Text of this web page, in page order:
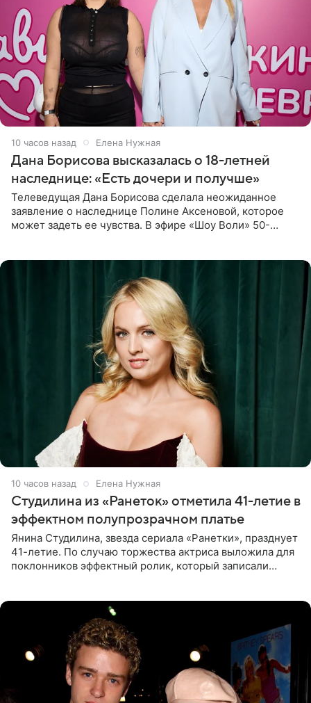
10 часов назад Елена Нужная
Дана Борисова высказалась о 18-летней
наследнице: «Есть дочери и получше»
Телеведущая Дана Борисова сделала неожиданное
заявление о наследнице Полине Аксеновой, которое
может задеть ее чувства. В эфире «Шоу Воли» 50-
10 часов назад Елена Нужная
Студилина из «Ранеток» отметила 41-летие в
эффектном полупрозрачном платье
Янина Студилина, звезда сериала «Ранетки», празднует
41-летие. По случаю торжества актриса выложила для
поклонников эффектный ролик, который записали